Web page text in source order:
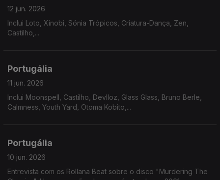
12 jun. 2026
Inclui Loto, Xinobi, Sónia Trópicos, Criatura-Dança, Zen,
Castilho,...
Portugália
11 jun. 2026
Inclui Moonspell, Castilho, Devlloz, Glass Glass, Bruno Berle,
Calmness, Youth Yard, Otoma Kobito,...
Portugália
10 jun. 2026
Entrevista com os Rollana Beat sobre o disco "Murdering The